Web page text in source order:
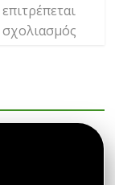
επιτρέπεται
σχολιασμός